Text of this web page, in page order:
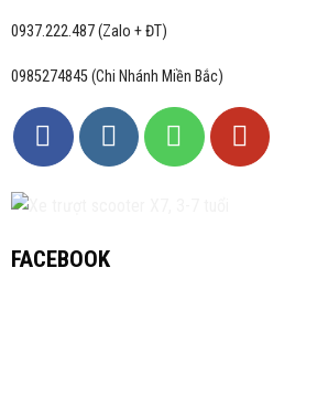
0937.222.487 (Zalo + ĐT)
0985274845 (Chi Nhánh Miền Bắc)
FACEBOOK